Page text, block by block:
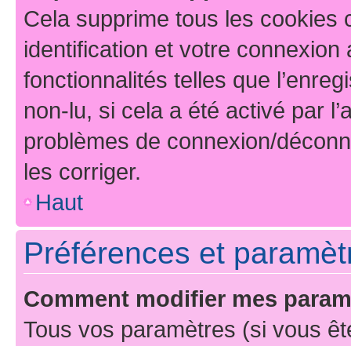
Cela supprime tous les cookies
identification et votre
fonctionnalités telles que
non-lu, si cela a été activé par
problèmes de connexion/
les corriger.
Haut
Préférences et
Comment modifier mes
Tous vos paramètres (si vous